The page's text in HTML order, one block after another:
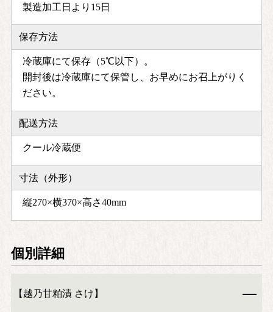
製造加工日より15日
保存方法
冷蔵庫にて保存（5℃以下）。
開封後は冷蔵庫にて保管し、お早めにお召上がりく
ださい。
配送方法
クール冷蔵便
寸法（外形）
縦270×横370×高さ40mm
個別詳細
【越乃甘粕漬 さけ】